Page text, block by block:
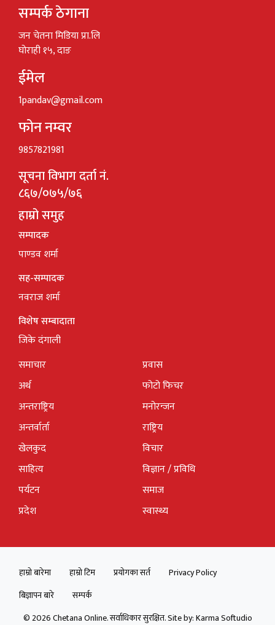
सम्पर्क ठेगाना
जन चेतना मिडिया प्रा.लि
घोराही १५, दाङ
ईमेल
1pandav@gmail.com
फोन नम्वर
9857821981
सूचना विभाग दर्ता नं.
८६७/०७५/७६
हाम्रो समुह
सम्पादक
पाण्डव शर्मा
सह-सम्पादक
नवराज शर्मा
विशेष सम्बादाता
जिके दंगाली
समाचार
अर्थ
अन्तराष्ट्रिय
अन्तर्वार्ता
खेलकुद
साहित्य
पर्यटन
प्रदेश
प्रवास
फोटो फिचर
मनोरन्जन
राष्ट्रिय
विचार
विज्ञान / प्रविधि
समाज
स्वास्थ्य
हाम्रो बारेमा हाम्रो टिम प्रयोगका सर्त
Privacy Policy
बिज्ञापन बारे
सम्पर्क
© 2026 Chetana Online. सर्वाधिकार सुरक्षित. Site by:Karma Softudio